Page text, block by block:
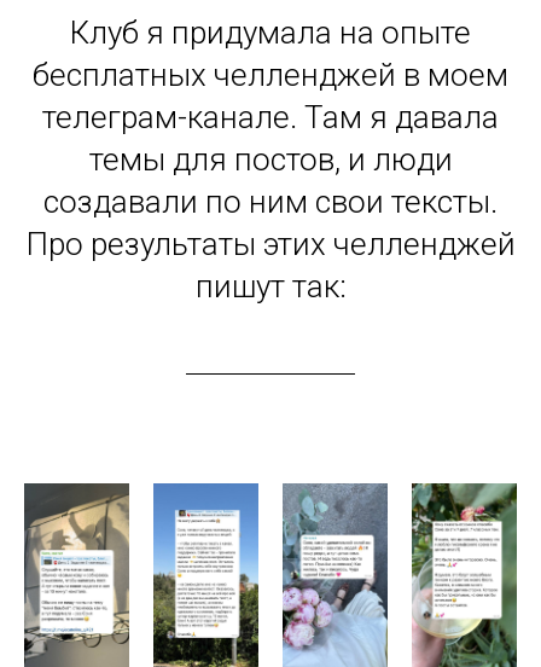
Клуб я придумала на опыте
бесплатных челленджей в моем
телеграм-канале. Там я давала
темы для постов, и люди
создавали по ним свои тексты.
Про результаты этих челленджей
пишут так: